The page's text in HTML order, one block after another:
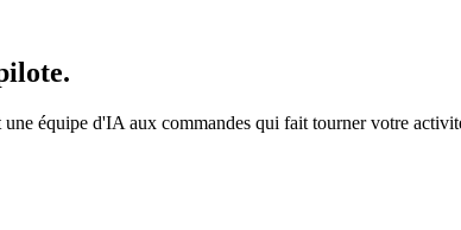
équipe d'IA aux commandes qui fait tourner votre